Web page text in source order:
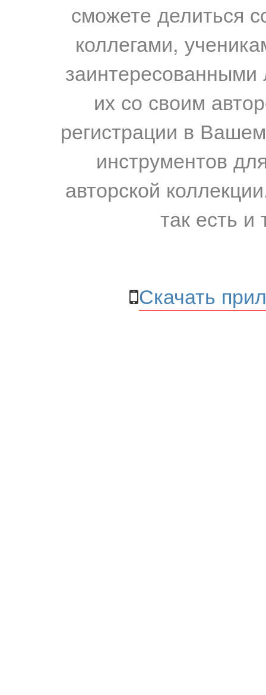
сможете делиться
коллегами,
их со своим
регистрации в
инструментов
авторской
так есть и
Скачать